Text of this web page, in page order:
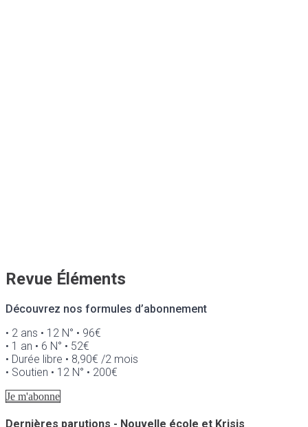
Revue Éléments
Découvrez nos formules d’abonnement
• 2 ans • 12 N° • 96€
• 1 an • 6 N° • 52€
• Durée libre • 8,90€ /2 mois
• Soutien • 12 N° • 200€
Je m'abonne
Dernières parutions - Nouvelle école et Krisis